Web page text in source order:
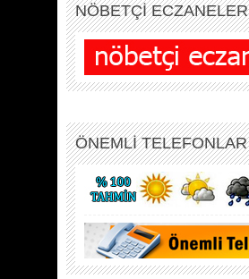
NÖBETÇİ ECZANELER
ÖNEMLİ TELEFONLAR